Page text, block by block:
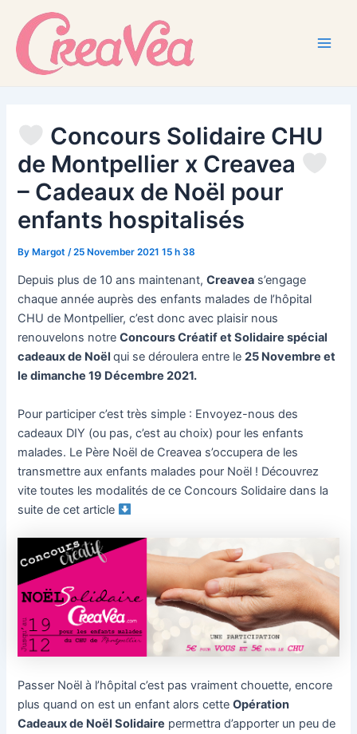
content
Concours Solidaire CHU
de Montpellier x Creavea
– Cadeaux de Noël pour
enfants hospitalisés
By Margot/25 November 2021 15 h 38
Depuis plus de 10 ans maintenant,Creavea s’engage
chaque année auprès des enfants malades de l’hôpital
CHU de Montpellier, c’est donc avec plaisir nous
renouvelons notreConcours Créatif et Solidaire spécial
cadeaux de Noëlqui se déroulera entre le25 Novembre et
le dimanche 19 Décembre 2021.
Pour participer c’est très simple : Envoyez-nous des
cadeaux DIY (ou pas, c’est au choix) pour les enfants
malades. Le Père Noël de Creavea s’occupera de les
transmettre aux enfants malades pour Noël ! Découvrez
vite toutes les modalités de ce Concours Solidaire dans la
suite de cet article
Passer Noël à l’hôpital c’est pas vraiment chouette, encore
plus quand on est un enfant alors cetteOpération
Cadeaux de Noël Solidaire permettra d’apporter un peu de